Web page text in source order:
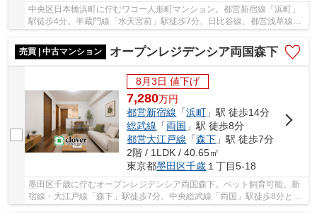
中央区日本橋浜町に佇むワコー人形町マンション。都営新宿線「浜町」
駅徒歩4分。半蔵門線「水天宮前」駅徒歩7分、日比谷線、都営浅草線
売買 | 中古マンション
オープンレジデンシア両国森下
8月3日 値下げ
7,280万円
都営新宿線 「浜町 」駅 徒歩14分
総武線 「両国 」駅 徒歩8分
都営大江戸線 「森下 」駅 徒歩7分
2階 / 1LDK / 40.65㎡
東京都墨田区千歳 １丁目5-18
墨田区千歳に佇むオープンレジデンシア両国森下。ペット飼育可能。新
宿線・大江戸線「森下」駅徒歩7分。中央総武線「両国」駅徒歩8分と利
便性に富んだ立地です。周辺には買い物施設や...